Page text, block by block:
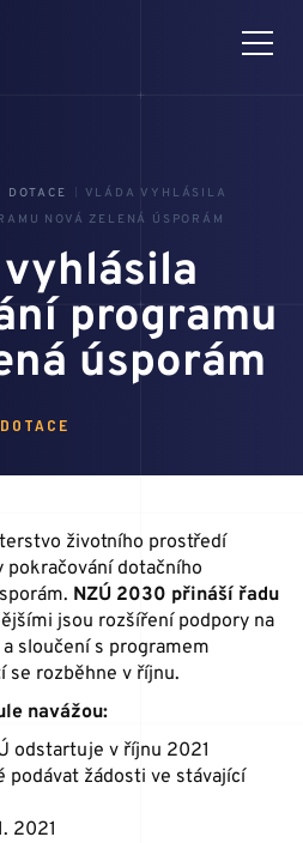
PRO ČLENY
DOTACE
VLÁDA VYHLÁSILA
NOVÁ ZELENÁ ÚSPORÁM
programu
úsporám
DOTACE
životního prostředí
dotačního
NZÚ 2030 přináší řadu
jsou rozšíření podpory na
sloučení s programem
se rozběhne v říjnu.
navážou:
odstartuje v říjnu 2021
podávat žádosti ve stávající
2021